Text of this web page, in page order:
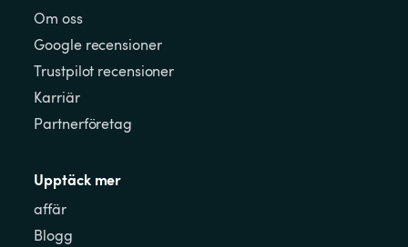
Om oss
Google recensioner
Trustpilot recensioner
Karriär
Partnerföretag
Upptäck mer
affär
Blogg